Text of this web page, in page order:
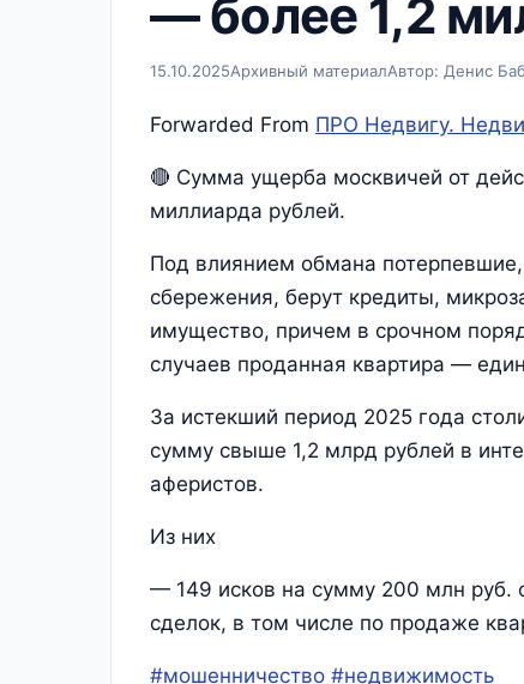
— более 1,2
15.10.2025Архивный материалАвтор: Денис
Forwarded From ПРО Недвигу.
🔴 Сумма ущерба москвичей от
миллиарда рублей.
Под влиянием обмана
сбережения, берут кредиты,
имущество, причем в срочном
случаев проданная квартира —
За истекший период 2025 года
сумму свыше 1,2 млрд рублей в
аферистов.
Из них
— 149 исков на сумму 200 млн руб.
сделок, в том числе по продаже
#мошенничество #недвижимость